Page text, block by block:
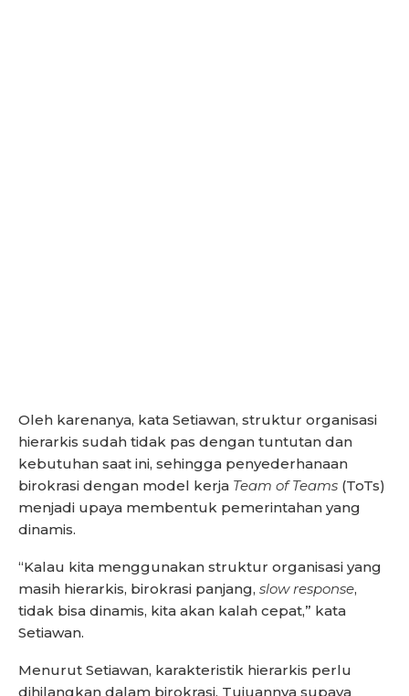
Oleh karenanya, kata Setiawan, struktur organisasi
hierarkis sudah tidak pas dengan tuntutan dan
kebutuhan saat ini, sehingga penyederhanaan
birokrasi dengan model kerja Team of Teams (ToTs)
menjadi upaya membentuk pemerintahan yang
dinamis.
“Kalau kita menggunakan struktur organisasi yang
masih hierarkis, birokrasi panjang, slow response,
tidak bisa dinamis, kita akan kalah cepat,” kata
Setiawan.
Menurut Setiawan, karakteristik hierarkis perlu
dihilangkan dalam birokrasi. Tujuannya supaya